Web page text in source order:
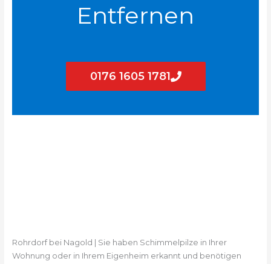
Entfernen
0176 1605 1781
Rohrdorf bei Nagold | Sie haben Schimmelpilze in Ihrer
Wohnung oder in Ihrem Eigenheim erkannt und benötigen